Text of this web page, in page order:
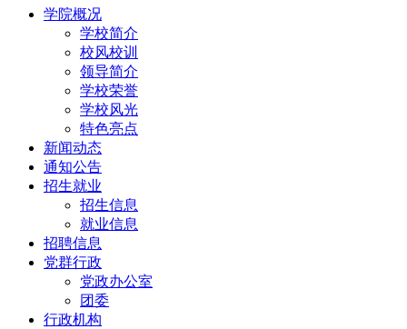
学院概况
学校简介
校风校训
领导简介
学校荣誉
学校风光
特色亮点
新闻动态
通知公告
招生就业
招生信息
就业信息
招聘信息
党群行政
党政办公室
团委
行政机构